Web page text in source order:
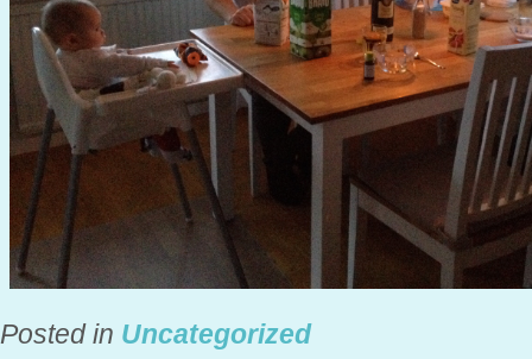
Posted in Uncategorized